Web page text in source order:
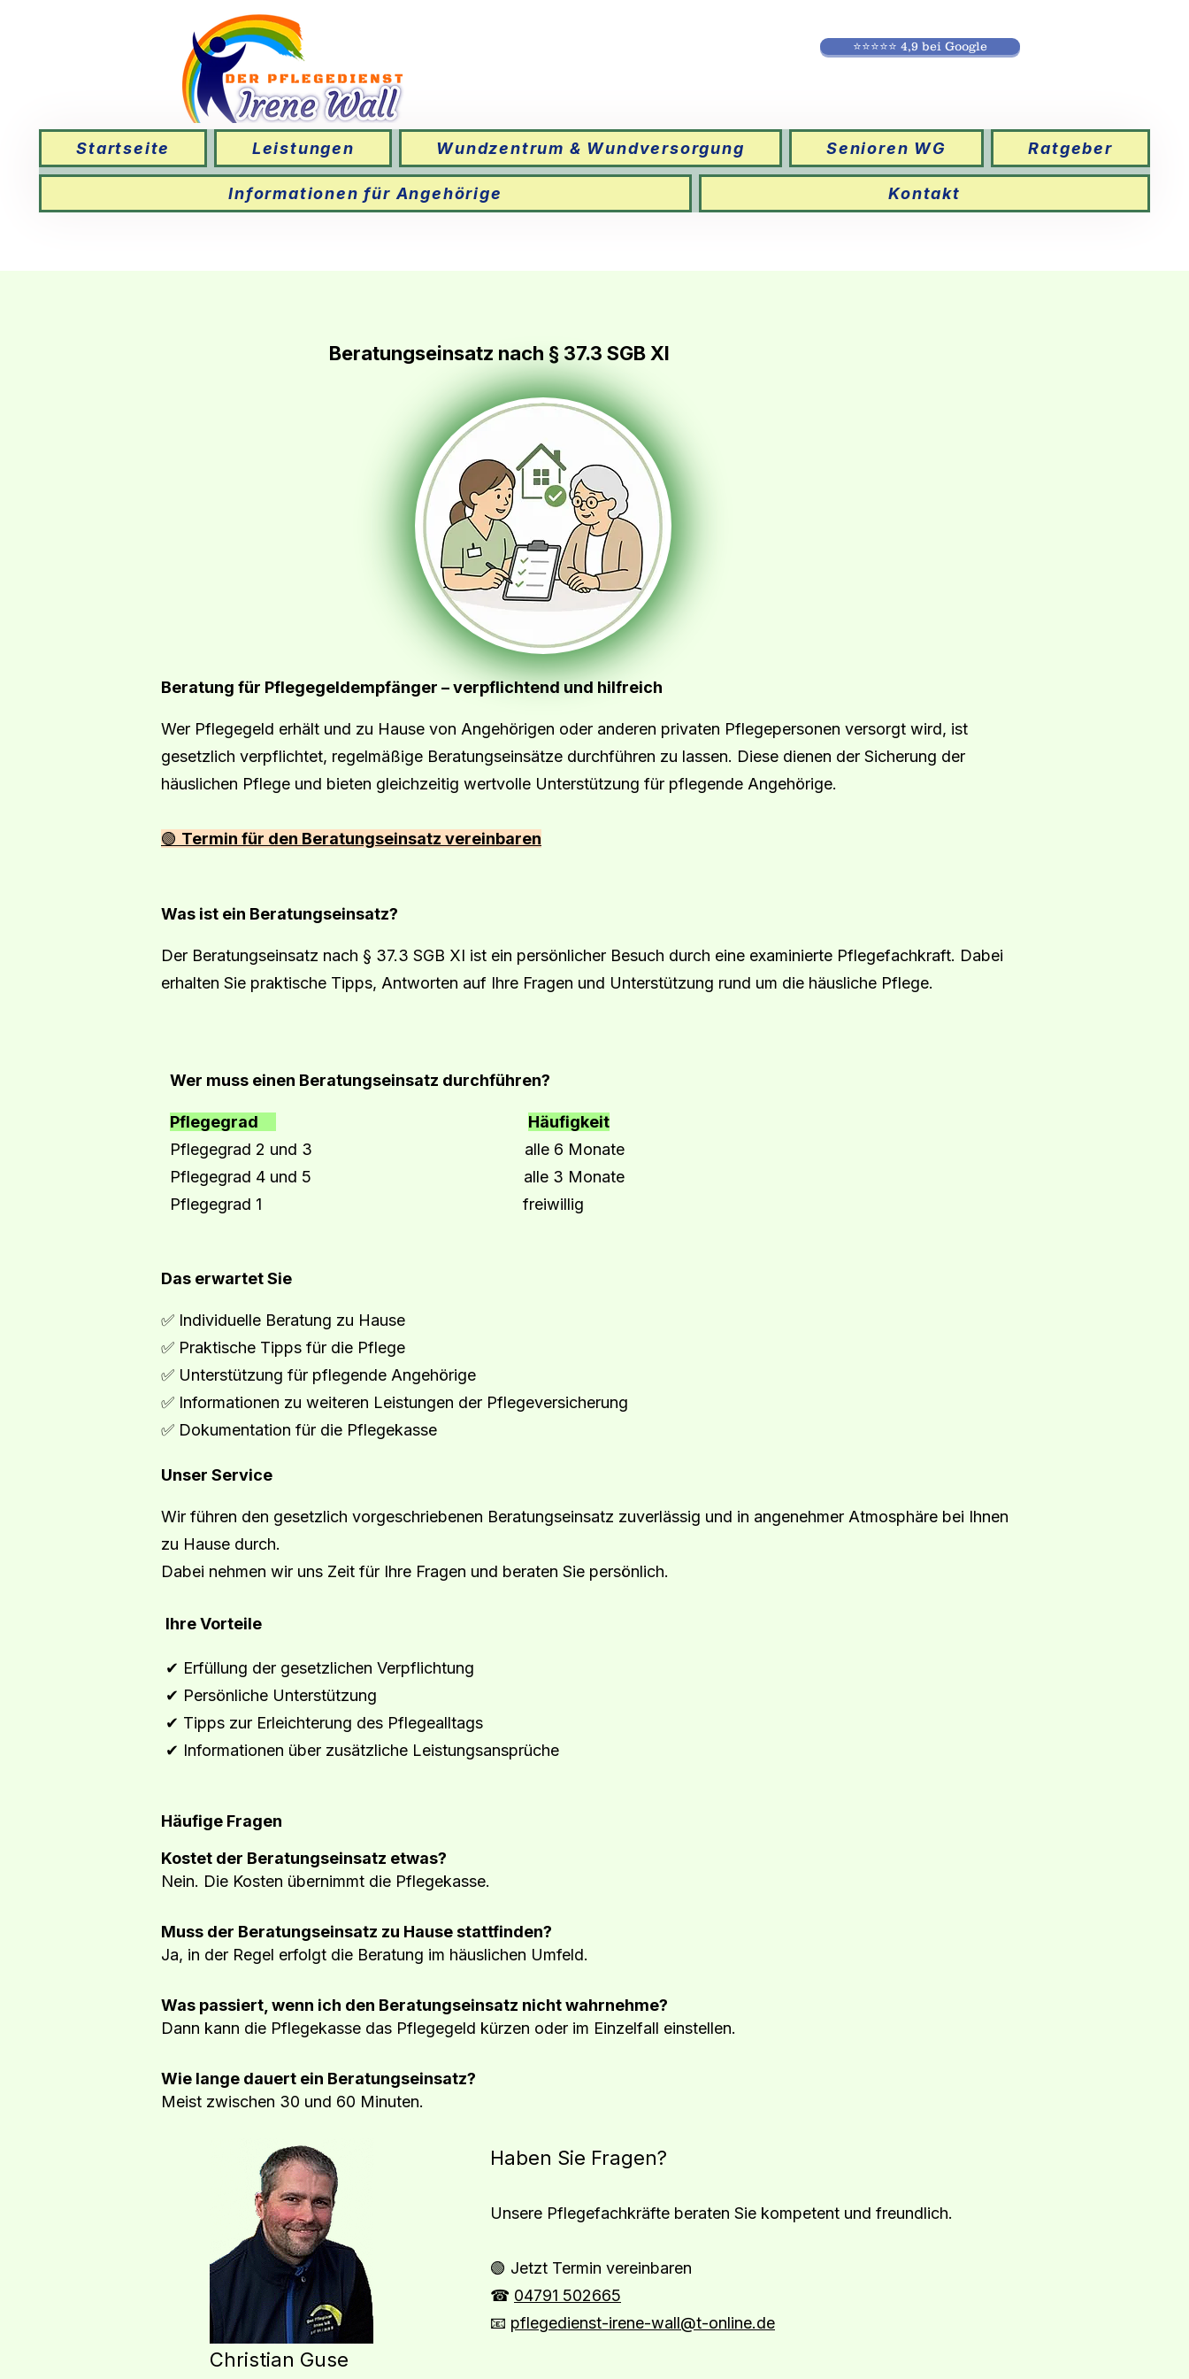
⭐⭐⭐⭐⭐ 4,9 bei Google
Startseite Leistungen Wundzentrum & Wundversorgung Senioren WG Ratgeber
Informationen für Angehörige Kontakt
Beratungseinsatz nach § 37.3 SGB XI
Beratung für Pflegegeldempfänger – verpflichtend und hilfreich
Wer Pflegegeld erhält und zu Hause von Angehörigen oder anderen privaten Pflegepersonen versorgt wird, ist
gesetzlich verpflichtet, regelmäßige Beratungseinsätze durchführen zu lassen. Diese dienen der Sicherung der
häuslichen Pflege und bieten gleichzeitig wertvolle Unterstützung für pflegende Angehörige.
🟢 Termin für den Beratungseinsatz vereinbaren
Was ist ein Beratungseinsatz?
Der Beratungseinsatz nach § 37.3 SGB XI ist ein persönlicher Besuch durch eine examinierte Pflegefachkraft. Dabei
erhalten Sie praktische Tipps, Antworten auf Ihre Fragen und Unterstützung rund um die häusliche Pflege.
Wer muss einen Beratungseinsatz durchführen?
Pflegegrad
Häufigkeit
Pflegegrad 2 und 3 alle 6 Monate
Pflegegrad 4 und 5 alle 3 Monate
Pflegegrad 1 freiwillig
Das erwartet Sie
✅ Individuelle Beratung zu Hause
✅ Praktische Tipps für die Pflege
✅ Unterstützung für pflegende Angehörige
✅ Informationen zu weiteren Leistungen der Pflegeversicherung
✅ Dokumentation für die Pflegekasse
Unser Service
Wir führen den gesetzlich vorgeschriebenen Beratungseinsatz zuverlässig und in angenehmer Atmosphäre bei Ihnen
zu Hause durch.
Dabei nehmen wir uns Zeit für Ihre Fragen und beraten Sie persönlich.
Ihre Vorteile
✔ Erfüllung der gesetzlichen Verpflichtung
✔ Persönliche Unterstützung
✔ Tipps zur Erleichterung des Pflegealltags
✔ Informationen über zusätzliche Leistungsansprüche
Häufige Fragen
Kostet der Beratungseinsatz etwas?
Nein. Die Kosten übernimmt die Pflegekasse.
Muss der Beratungseinsatz zu Hause stattfinden?
Ja, in der Regel erfolgt die Beratung im häuslichen Umfeld.
Was passiert, wenn ich den Beratungseinsatz nicht wahrnehme?
Dann kann die Pflegekasse das Pflegegeld kürzen oder im Einzelfall einstellen.
Wie lange dauert ein Beratungseinsatz?
Meist zwischen 30 und 60 Minuten.
Haben Sie Fragen?
Unsere Pflegefachkräfte beraten Sie kompetent und freundlich.
🟢 Jetzt Termin vereinbaren
☎ 04791 502665
📧 pflegedienst-irene-wall@t-online.de
Christian Guse